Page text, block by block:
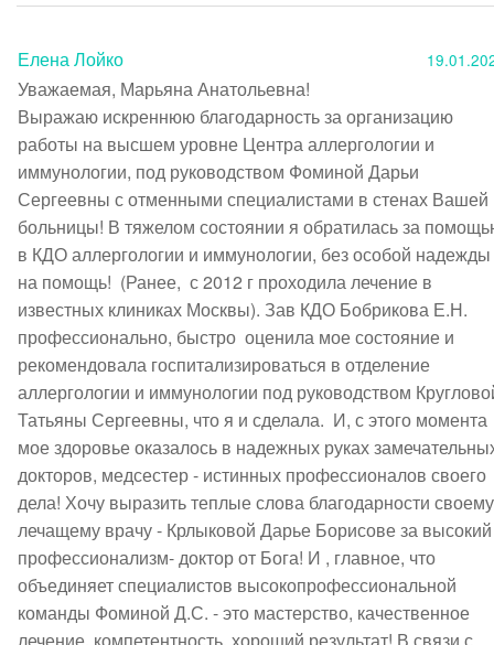
Елена Лойко
Уважаемая, Марьяна Анатольевна!
Выражаю искреннюю благодарность за организацию
работы на высшем уровне Центра аллергологии и
иммунологии, под руководством Фоминой Дарьи
Сергеевны с отменными специалистами в стенах Вашей
больницы! В тяжелом состоянии я обратилась за
в КДО аллергологии и иммунологии, без особой надежды
на помощь!  (Ранее,  с 2012 г проходила лечение в
известных клиниках Москвы). Зав КДО Бобрикова Е.Н.
профессионально, быстро  оценила мое состояние и
рекомендовала госпитализироваться в отделение
аллергологии и иммунологии под руководством
Татьяны Сергеевны, что я и сделала.  И, с этого момента
мое здоровье оказалось в надежных руках
докторов, медсестер - истинных профессионалов своего
дела! Хочу выразить теплые слова благодарности своему
лечащему врачу - Крлыковой Дарье Борисове за высокий
профессионализм- доктор от Бога! И , главное, что
объединяет специалистов высокопрофессиональной
команды Фоминой Д.С. - это мастерство, качественное
лечение, компетентность, хороший результат! В связи с